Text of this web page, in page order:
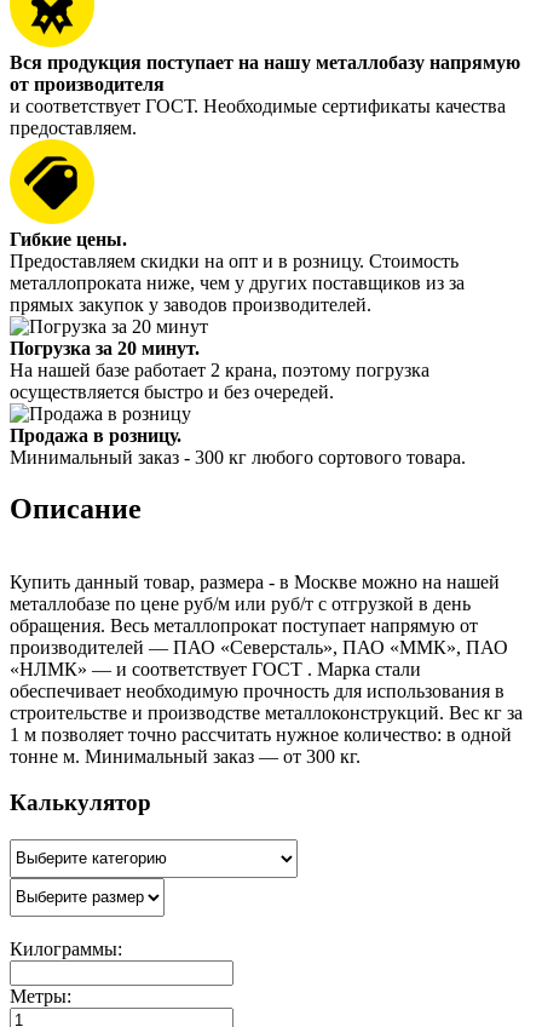
Вся продукция поступает на нашу металлобазу напрямую
от производителя
и соответствует ГОСТ. Необходимые сертификаты качества
предоставляем.
Гибкие цены.
Предоставляем скидки на опт и в розницу. Стоимость
металлопроката ниже, чем у других поставщиков из за
прямых закупок у заводов производителей.
Погрузка за 20 минут.
На нашей базе работает 2 крана, поэтому погрузка
осуществляется быстро и без очередей.
Продажа в розницу.
Минимальный заказ - 300 кг любого сортового товара.
Описание
Купить данный товар, размера - в Москве можно на нашей
металлобазе по цене руб/м или руб/т с отгрузкой в день
обращения. Весь металлопрокат поступает напрямую от
производителей — ПАО «Северсталь», ПАО «ММК», ПАО
«НЛМК» — и соответствует ГОСТ . Марка стали
обеспечивает необходимую прочность для использования в
строительстве и производстве металлоконструкций. Вес кг за
1 м позволяет точно рассчитать нужное количество: в одной
тонне м. Минимальный заказ — от 300 кг.
Калькулятор
Килограммы:
Метры: